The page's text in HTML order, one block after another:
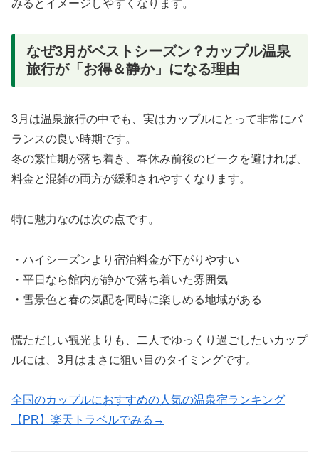
みるとイメージしやすくなります。
なぜ3月がベストシーズン？カップル温泉
旅行が「お得＆静か」になる理由
3月は温泉旅行の中でも、実はカップルにとって非常にバ
ランスの良い時期です。
冬の繁忙期が落ち着き、春休み前後のピークを避ければ、
料金と混雑の両方が緩和されやすくなります。
特に魅力なのは次の点です。
・ハイシーズンより宿泊料金が下がりやすい
・平日なら館内が静かで落ち着いた雰囲気
・雪景色と春の気配を同時に楽しめる地域がある
慌ただしい観光よりも、二人でゆっくり過ごしたいカップ
ルには、3月はまさに狙い目のタイミングです。
全国のカップルにおすすめの人気の温泉宿ランキング
【PR】楽天トラベルでみる→